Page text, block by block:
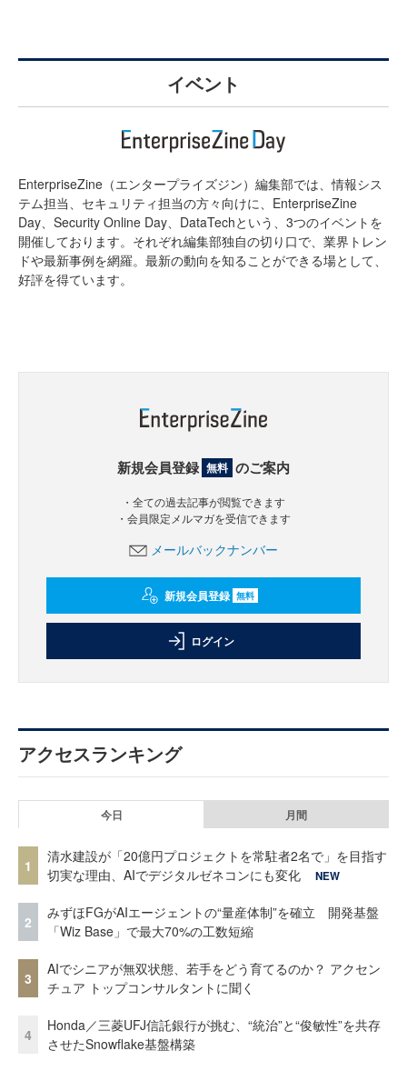
イベント
EnterpriseZine（エンタープライズジン）編集部では、情報シス
テム担当、セキュリティ担当の方々向けに、EnterpriseZine
Day、Security Online Day、DataTechという、3つのイベントを
開催しております。それぞれ編集部独自の切り口で、業界トレン
ドや最新事例を網羅。最新の動向を知ることができる場として、
好評を得ています。
新規会員登録 無料 のご案内
・全ての過去記事が閲覧できます
・会員限定メルマガを受信できます
メールバックナンバー
新規会員登録 無料
ログイン
アクセスランキング
今日 月間
1
清水建設が「20億円プロジェクトを常駐者2名で」を目指す
切実な理由、AIでデジタルゼネコンにも変化
NEW
2
みずほFGがAIエージェントの“量産体制”を確立 開発基盤
「Wiz Base」で最大70%の工数短縮
3
AIでシニアが無双状態、若手をどう育てるのか？ アクセン
チュア トップコンサルタントに聞く
4
Honda／三菱UFJ信託銀行が挑む、“統治”と“俊敏性”を共存
させたSnowflake基盤構築